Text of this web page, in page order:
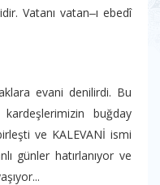
Vatanı vatan‒ı ebedî
evani denilirdi. Bu
buğday
ve KALEVANİ ismi
günler hatırlanıyor ve